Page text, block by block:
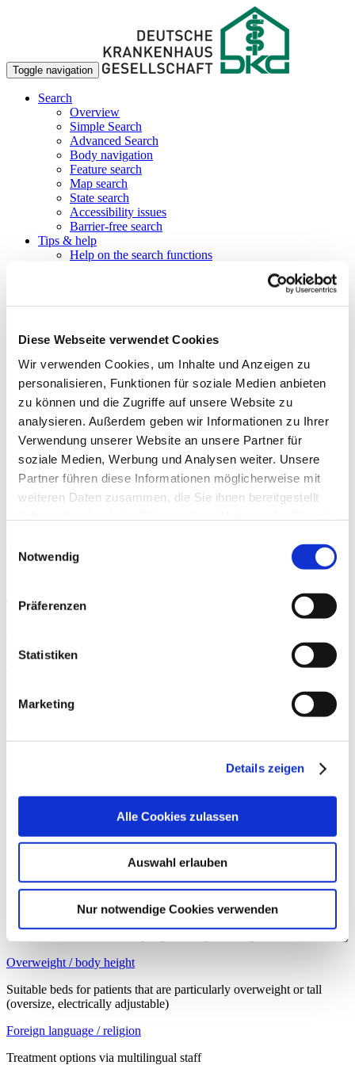
Diese Webseite verwendet Cookies
Wir verwenden Cookies, um Inhalte und Anzeigen zu
personalisieren, Funktionen für soziale Medien anbieten
zu können und die Zugriffe auf unsere Website zu
analysieren. Außerdem geben wir Informationen zu Ihrer
Verwendung unserer Website an unsere Partner für
soziale Medien, Werbung und Analysen weiter. Unsere
Partner führen diese Informationen möglicherweise mit
weiteren Daten zusammen, die Sie ihnen bereitgestellt
Notwendig
Präferenzen
Statistiken
Marketing
Details zeigen
Alle Cookies zulassen
Auswahl erlauben
Nur notwendige Cookies verwenden
Toggle navigation
Search
Overview
Simple Search
Advanced Search
Body navigation
Feature search
Map search
State search
Accessibility issues
Barrier-free search
Tips & help
Help on the search functions
Note and compare
Info for referring physicians
Tips for the job portal
The directory
About the Hospital Directory
Representation of quality
The DKG
The DKTIG
Contact
To the hospital’s home page
St. Joseph Krankenhaus Prüm
Wheelchair access to service facilities
Wheelchair-accessible toilets for visitors
Special staff support
Visually impaired / blind
Written instructions in easily legible, large and high-contrast lettering
Overweight / body height
Suitable beds for patients that are particularly overweight or tall
(oversize, electrically adjustable)
Foreign language / religion
Treatment options via multilingual staff